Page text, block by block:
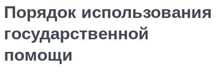
Порядок использования
государственной
помощи